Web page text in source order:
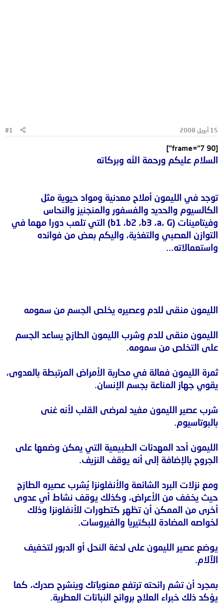
15 أبريل 2008 #1
[frame="7 90"]
السلام عليكم ورحمة الله وبركاته
توجد في الليمون أملاح معدنية ومواد حيوية مثل
الكالسيوم والحديد والفسفور والمنجنيز والنحاس
وفيتامينات (b1 ،b2 ،b3 ،a، G) التي تلعب دورا مهما في
التوازن العصبي والتغذية، واليكم بعض من فوائده
واستعمالاته...
الليمون منقى للدم وعصيره يخلص الجسم من سمومه
الليمون منقى للدم وشرب الليمون الطازج يساعد الجسم
على التخلص من سمومه.
ثمرة الليمون فعالة في محاربة الأمراض المرتبطة بالعدوى،
يقوي جهاز المناعة بجسم الإنسان.
شرب عصير الليمون مفيد لمرضى القلب لأنه غنى
بالبوتاسيوم.
الليمون أحد المهدئات الطبيعية التي يمكن وضعها على
الجروح بالإضافة إلى أنه يوقف النزيف.
ومع نزلات البرد الشائعة والأنفلونزا يُشرب عصيره الطازج
حيث يخفف من الأعراض، وكذلك يوقف نشاط أي عدوى
أخرى من الممكن أن تظهر كتطورات للأنفلونزا وذلك
لخواصه المضادة للبكتيريا والفيروسات.
يوضع عصير الليمون على لدغة النحل أو الدبور لتخفيف
الآلام.
بمجرد أن تشم رائحته ترتفع معنوياتك وينشرح صدرك، كما
يؤكد ذلك خبراء العلاج بروائح النباتات العطرية.